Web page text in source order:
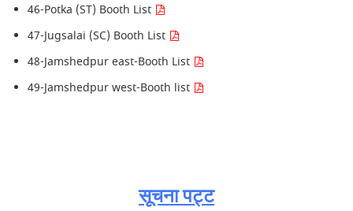
46-Potka (ST) Booth List
47-Jugsalai (SC) Booth List
48-Jamshedpur east-Booth List
49-Jamshedpur west-Booth list
सूचना पट्ट